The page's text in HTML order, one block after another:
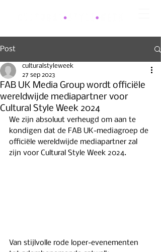
Post
FAB UK Media Group wordt officiële
wereldwijde mediapartner voor
Cultural Style Week 2024
culturalstyleweek
27 sep 2023
We zijn absoluut verheugd om aan te
kondigen dat de FAB UK-mediagroep de
officiële wereldwijde mediapartner zal
zijn voor Cultural Style Week 2024.
Van stijlvolle rode loper-evenementen